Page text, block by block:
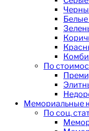
По
Мемориальные
По соц.